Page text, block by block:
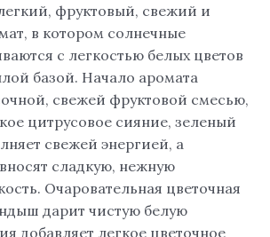
фруктовый, свежий и
в котором солнечные
с легкостью белых цветов
базой. Начало аромата
свежей фруктовой смесью,
цитрусовое сияние, зеленый
свежей энергией, а
сладкую, нежную
Очаровательная цветочная
дарит чистую белую
добавляет легкое цветочное